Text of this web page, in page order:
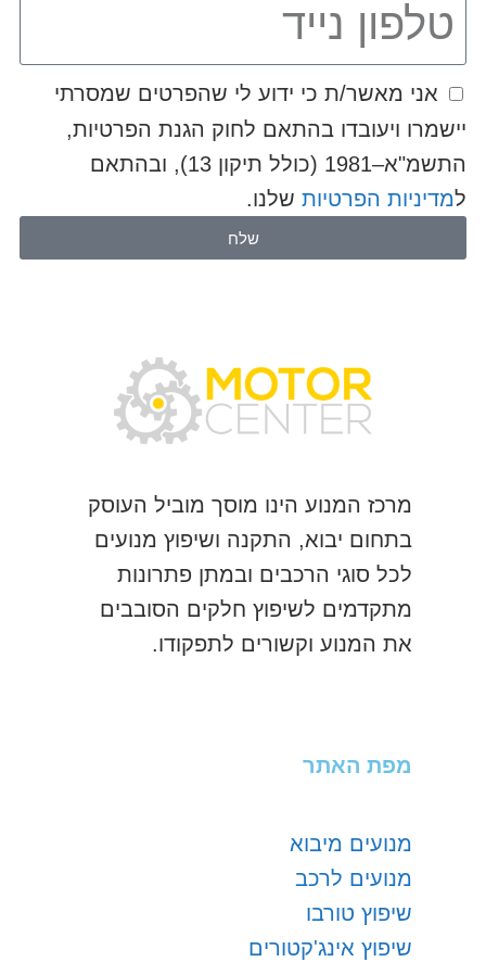
אני מאשר/ת כי ידוע לי שהפרטים שמסרתי
יישמרו ויעובדו בהתאם לחוק הגנת הפרטיות,
התשמ"א–1981 (כולל תיקון 13), ובהתאם
למדיניות הפרטיותשלנו.
שלח
מרכז המנוע הינו מוסך מוביל העוסק
בתחום יבוא, התקנה ושיפוץ מנועים
לכל סוגי הרכבים ובמתן פתרונות
מתקדמים לשיפוץ חלקים הסובבים
את המנוע וקשורים לתפקודו.
מפת האתר
מנועים מיבוא
מנועים לרכב
שיפוץ טורבו
שיפוץ אינג'קטורים